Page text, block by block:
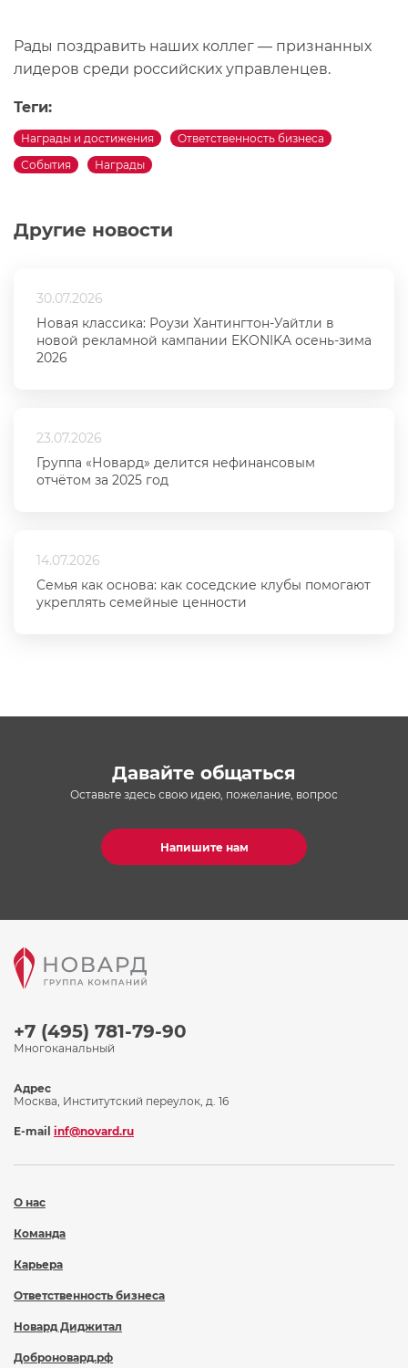
Другие новости
30.07.2026
Новая классика: Роузи Хантингтон-Уайтли в
новой рекламной кампании EKONIKA осень-зима
2026
23.07.2026
Группа «Новард» делится нефинансовым
отчётом за 2025 год
14.07.2026
Семья как основа: как соседские клубы помогают
укреплять семейные ценности
Рады поздравить наших коллег — признанных
лидеров среди российских управленцев.
Теги:
Награды и достижения
Ответственность бизнеса
События
Награды
Давайте общаться
Оставьте здесь свою идею, пожелание, вопрос
Напишите нам
+7 (495) 781-79-90
Многоканальный
О нас
Команда
Карьера
Ответственность бизнеса
Новард Диджитал
Доброновард.рф
Адрес
Москва, Институтский переулок, д. 16
E-mail inf@novard.ru